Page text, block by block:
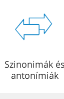
Szinonimák és
antonímiák